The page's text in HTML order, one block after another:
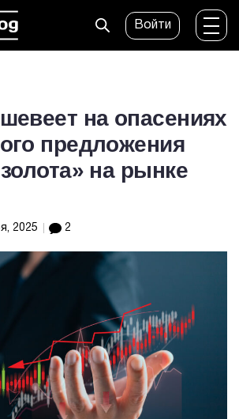
Войти
на опасениях
предложения
на рынке
2025 2